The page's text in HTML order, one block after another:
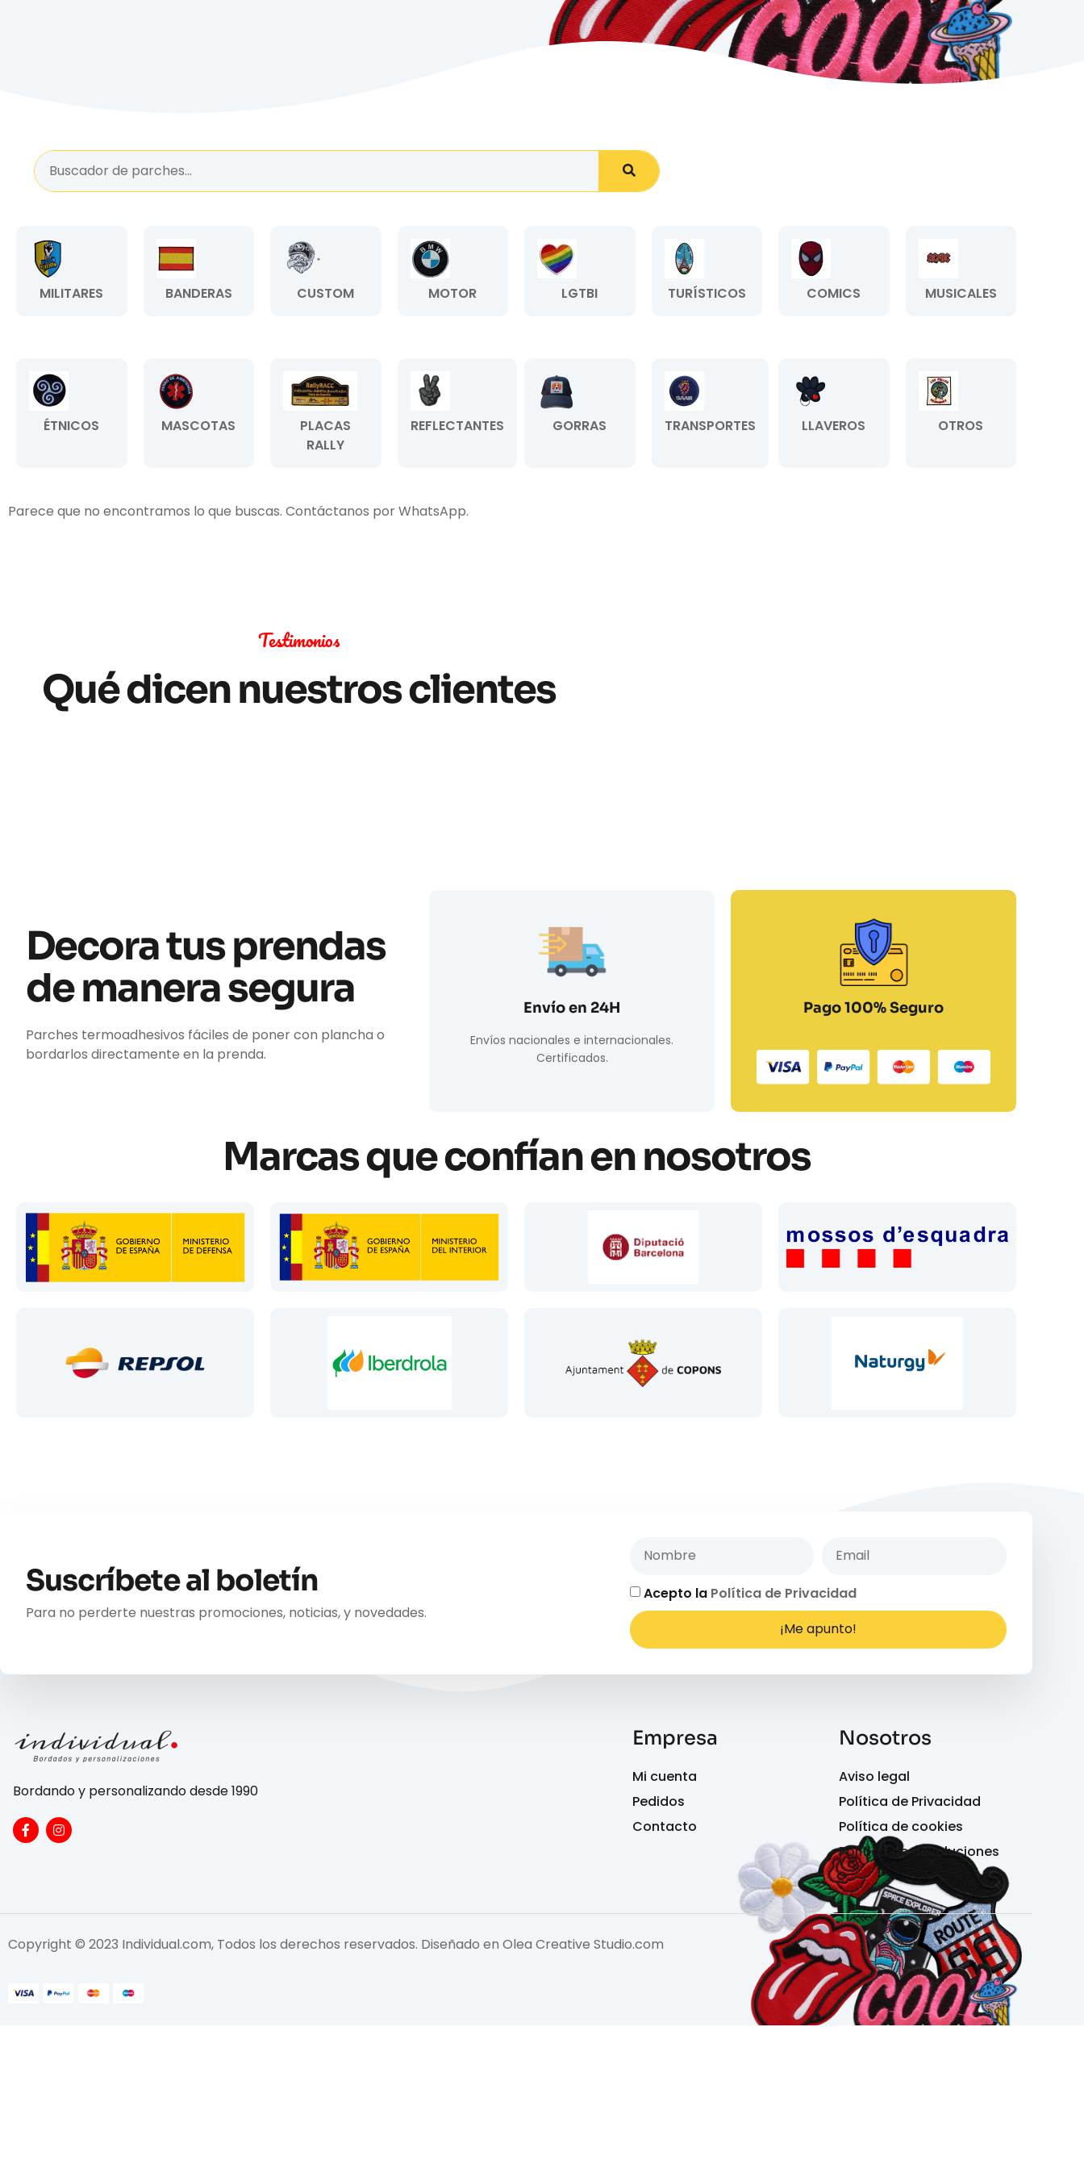
MILITARES BANDERAS CUSTOM MOTOR LGTBI TURÍSTICOS COMICS MUSICALES
ÉTNICOS MASCOTAS
PLACAS
RALLY
REFLECTANTES GORRAS TRANSPORTES LLAVEROS OTROS
Parece que no encontramos lo que buscas. Contáctanos por WhatsApp.
Testimonios
Qué dicen nuestros clientes
Decora tus prendas
de manera segura
Parches termoadhesivos fáciles de poner con plancha o
bordarlos directamente en la prenda.
Envío en 24H
Envíos nacionales e internacionales.
Certificados.
Pago 100% Seguro
Marcas que confían en nosotros
Suscríbete al boletín
Para no perderte nuestras promociones, noticias, y novedades.
Acepto la Política de Privacidad
¡Me apunto!
Bordando y personalizando desde 1990
Empresa
Mi cuenta
Pedidos
Contacto
Nosotros
Aviso legal
Política de Privacidad
Política de cookies
Política de devoluciones
Copyright © 2023 Individual.com, Todos los derechos reservados. Diseñado en Olea Creative Studio.com